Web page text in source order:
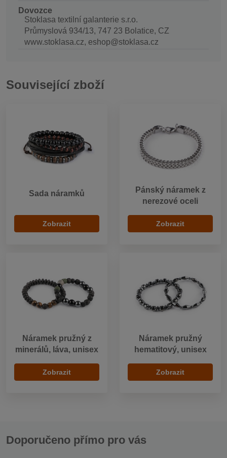
Dovozce
Stoklasa textilní galanterie s.r.o.
Průmyslová 934/13, 747 23 Bolatice, CZ
www.stoklasa.cz, eshop@stoklasa.cz
Související zboží
Sada náramků
Zobrazit
Pánský náramek z
nerezové oceli
Zobrazit
Náramek pružný z
minerálů, láva, unisex
Zobrazit
Náramek pružný
hematitový, unisex
Zobrazit
Doporučeno přímo pro vás